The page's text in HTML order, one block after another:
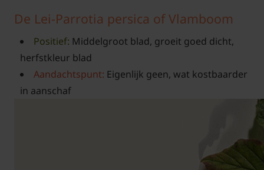
De Lei-Parrotia persica of Vlamboom
Positief: Middelgroot blad, groeit goed dicht,
herfstkleur blad
Aandachtspunt: Eigenlijk geen, wat kostbaarder
in aanschaf